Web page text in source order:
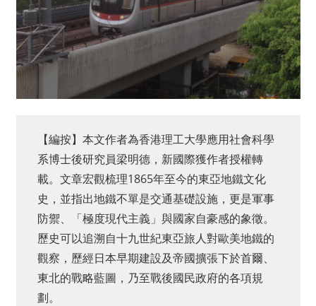
【編按】本文作者為香港理工大學應用社會科學
系博士後研究員梁明德，新國際獲作者授權轉
載。文章宏觀梳理1865年至今的東亞地鐵文化
史，並指出地鐵不單是交通基礎設施，更是軍事
防禦、「極度現代主義」與國家自豪感的象徵。
歷史可以追溯自十九世紀東亞旅人對歐美地鐵的
觀察，歷經日本早期建設及帝國擴張下於首爾、
東北的戰略藍圖，乃至戰後國民政府的各項規
劃。